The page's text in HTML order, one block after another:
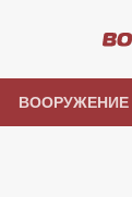
ВООРУЖЕНИЕ